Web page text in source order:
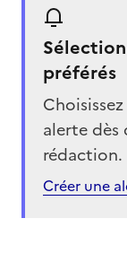
préférés
alerte
rédaction.
Créer une